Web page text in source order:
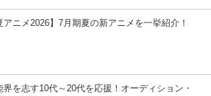
アニメ2026】7月期夏の新アニメを一挙紹介！
界を志す10代～20代を応援！オーディション・